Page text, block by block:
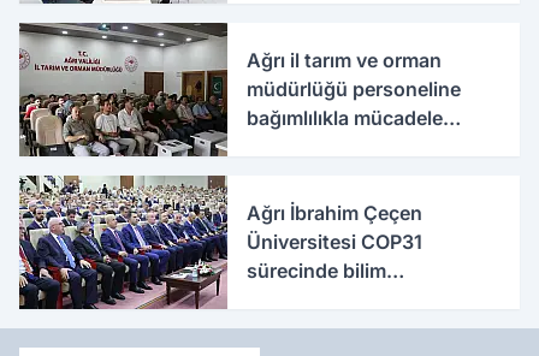
Ağrı il tarım ve orman
müdürlüğü personeline
bağımlılıkla mücadele
Ağrı İbrahim Çeçen
Üniversitesi COP31
sürecinde bilim
sunacak